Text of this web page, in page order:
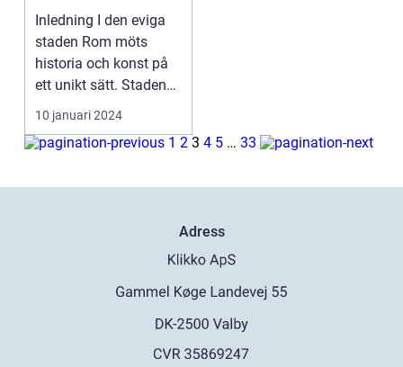
världsstad full av
kreativitet
Inledning I den eviga
staden Rom möts
historia och konst på
ett unikt sätt. Staden
vibrerar av kreat...
10 januari 2024
1 2 3 4 5 … 33
Adress